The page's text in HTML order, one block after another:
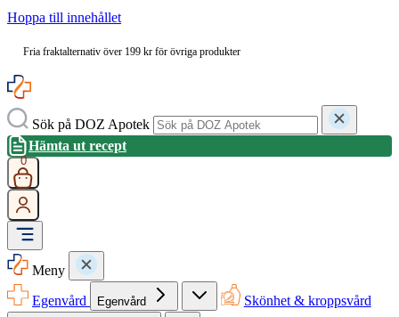
Hoppa till innehållet
Fria fraktalternativ över 199 kr för övriga produkter
Sök på DOZ Apotek
Hämta ut recept
0
Meny
Egenvård
Egenvård Skönhet & kroppsvård